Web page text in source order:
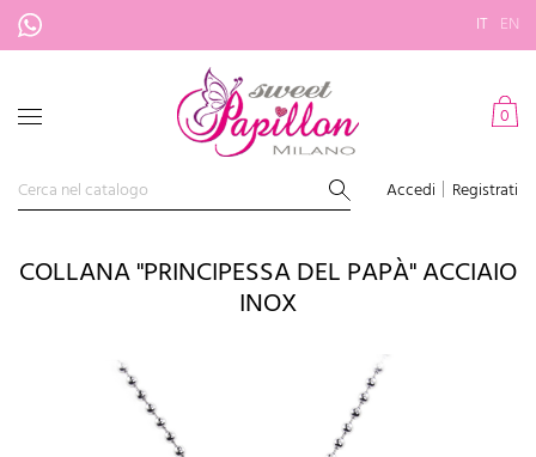
IT EN
0
Accedi Registrati
COLLANA "PRINCIPESSA DEL PAPÀ" ACCIAIO
INOX